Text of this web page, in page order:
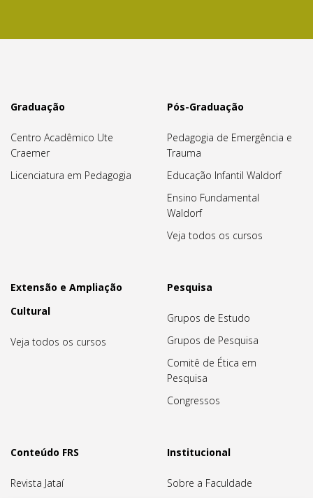
Graduação
Centro Acadêmico Ute
Craemer
Licenciatura em Pedagogia
Pós-Graduação
Pedagogia de Emergência e
Trauma
Educação Infantil Waldorf
Ensino Fundamental
Waldorf
Veja todos os cursos
Extensão e Ampliação
Cultural
Veja todos os cursos
Pesquisa
Grupos de Estudo
Grupos de Pesquisa
Comitê de Ética em
Pesquisa
Congressos
Conteúdo FRS
Revista Jataí
Institucional
Sobre a Faculdade